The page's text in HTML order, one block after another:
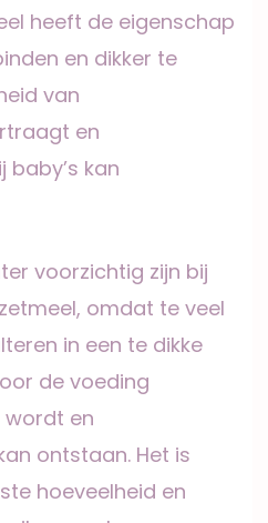
heeft de eigenschap
en dikker te
van
en
kan
voorzichtig zijn bij
omdat te veel
in een te dikke
de voeding
wordt en
ontstaan. Het is
hoeveelheid en